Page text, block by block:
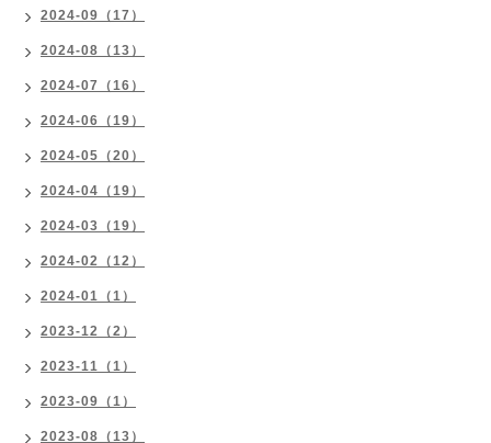
2024-09（17）
2024-08（13）
2024-07（16）
2024-06（19）
2024-05（20）
2024-04（19）
2024-03（19）
2024-02（12）
2024-01（1）
2023-12（2）
2023-11（1）
2023-09（1）
2023-08（13）